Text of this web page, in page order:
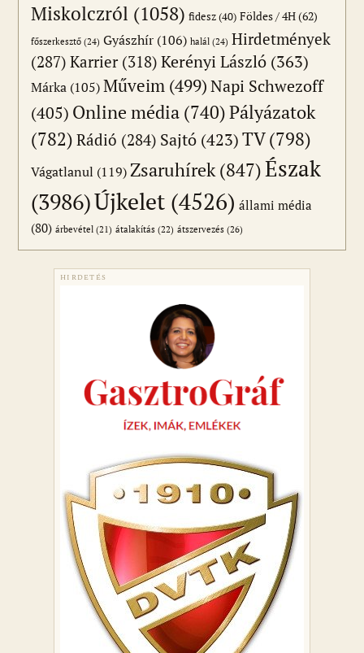
Miskolczról (1058) fidesz(40) Földes / 4H(62)
főszerkesztő (24) Gyászhír (106) halál (24) Hirdetmények
(287) Karrier(318) Kerényi László (363)
Márka (105) Műveim (499)Napi Schwezoff
(405) Online média (740)Pályázatok
(782) Rádió (284) Sajtó (423)TV(798)
Vágatlanul (119)Zsaruhírek(847)Észak
(3986)Újkelet (4526) állami média
(80) árbevétel (21) átalakítás (22) átszervezés (26)
HIRDETÉS